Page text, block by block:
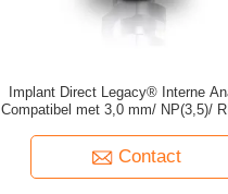
Implant Direct Legacy® Interne
Compatibel met 3,0 mm/ NP(3,5)/
Contact